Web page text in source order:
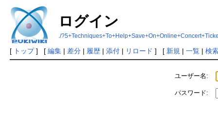
ログイン
./
[ トップ] [ 編集| 差分| 履歴| 添付| リロード ] [ 新規 | 一覧| 検
ユーザー名:
パスワード: